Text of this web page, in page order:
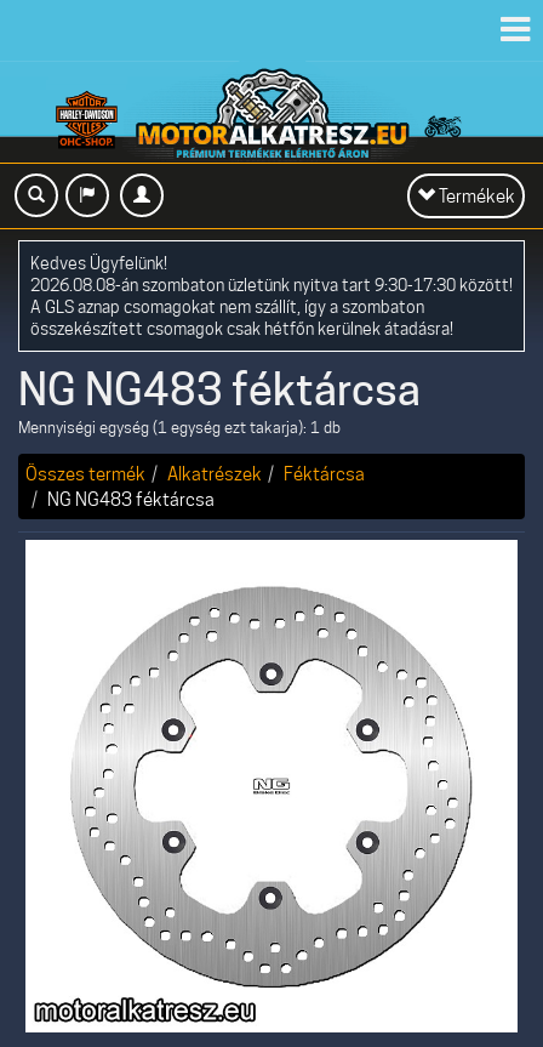
Toggle
navigation
Termékek
Kedves Ügyfelünk!
2026.08.08-án szombaton üzletünk nyitva tart 9:30-17:30 között!
A GLS aznap csomagokat nem szállít, így a szombaton
összekészített csomagok csak hétfőn kerülnek átadásra!
NG NG483 féktárcsa
Mennyiségi egység (1 egység ezt takarja): 1 db
Összes termék Alkatrészek
Féktárcsa
NG NG483 féktárcsa